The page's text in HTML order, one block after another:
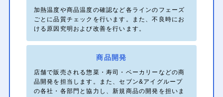
加熱温度や商品温度の確認など各ラインのフェーズ
ごとに品質チェックを行います。また、不良時にお
ける原因究明および改善を行います。
商品開発
店舗で販売される惣菜・寿司・ベーカリーなどの商
品開発を担当します。また、セブン&アイグループ
の各社・各部門と協力し、新規商品の開発を担いま